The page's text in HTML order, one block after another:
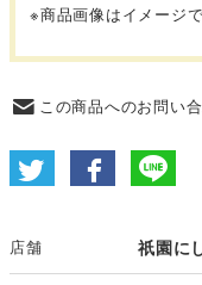
※商品画像はイメージで
この商品へのお問い
店舗 祇園に